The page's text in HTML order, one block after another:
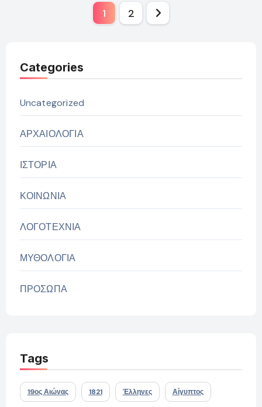
Σελιδοποίηση
1 2
Categories
Uncategorized
ΑΡΧΑΙΟΛΟΓΙΑ
ΙΣΤΟΡΙΑ
ΚΟΙΝΩΝΙΑ
ΛΟΓΟΤΕΧΝΙΑ
ΜΥΘΟΛΟΓΙΑ
ΠΡΟΣΩΠΑ
Tags
19ος Αιώνας 1821 Έλληνες Αίγυπτος